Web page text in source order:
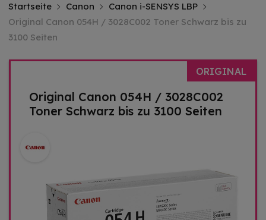
Startseite Canon
Canon i-SENSYS LBP
Original Canon 054H / 3028C002 Toner Schwarz bis zu
3100 Seiten
ORIGINAL
Original Canon 054H / 3028C002
Toner Schwarz bis zu 3100 Seiten